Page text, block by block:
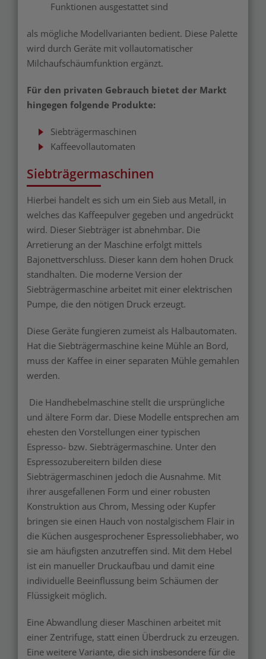
Funktionen ausgestattet sind
als mögliche Modellvarianten bedient. Diese Palette
wird durch Geräte mit vollautomatischer
Milchaufschäumfunktion ergänzt.
Für den privaten Gebrauch bietet der Markt
hingegen folgende Produkte:
Siebträgermaschinen
Kaffeevollautomaten
Siebträgermaschinen
Hierbei handelt es sich um ein Sieb aus Metall, in
welches das Kaffeepulver gegeben und angedrückt
wird. Dieser Siebträger ist abnehmbar. Die
Arretierung an der Maschine erfolgt mittels
Bajonettverschluss. Dieser kann dem hohen Druck
standhalten. Die moderne Version der
Siebträgermaschine arbeitet mit einer elektrischen
Pumpe, die den nötigen Druck erzeugt.
Diese Geräte fungieren zumeist als Halbautomaten.
Hat die Siebträgermaschine keine Mühle an Bord,
muss der Kaffee in einer separaten Mühle gemahlen
werden.
Die Handhebelmaschine stellt die ursprüngliche
und ältere Form dar. Diese Modelle entsprechen am
ehesten den Vorstellungen einer typischen
Espresso- bzw. Siebträgermaschine. Unter den
Espressozubereitern bilden diese
Siebträgermaschinen jedoch die Ausnahme. Mit
ihrer ausgefallenen Form und einer robusten
Konstruktion aus Chrom, Messing oder Kupfer
bringen sie einen Hauch von nostalgischem Flair in
die Küchen ausgesprochener Espressoliebhaber, wo
sie am häufigsten anzutreffen sind. Mit dem Hebel
ist ein manueller Druckaufbau und damit eine
individuelle Beeinflussung beim Schäumen der
Flüssigkeit möglich.
Eine Abwandlung dieser Maschinen arbeitet mit
einer Zentrifuge, statt einen Überdruck zu erzeugen.
Eine weitere Variante, die sich insbesondere für die